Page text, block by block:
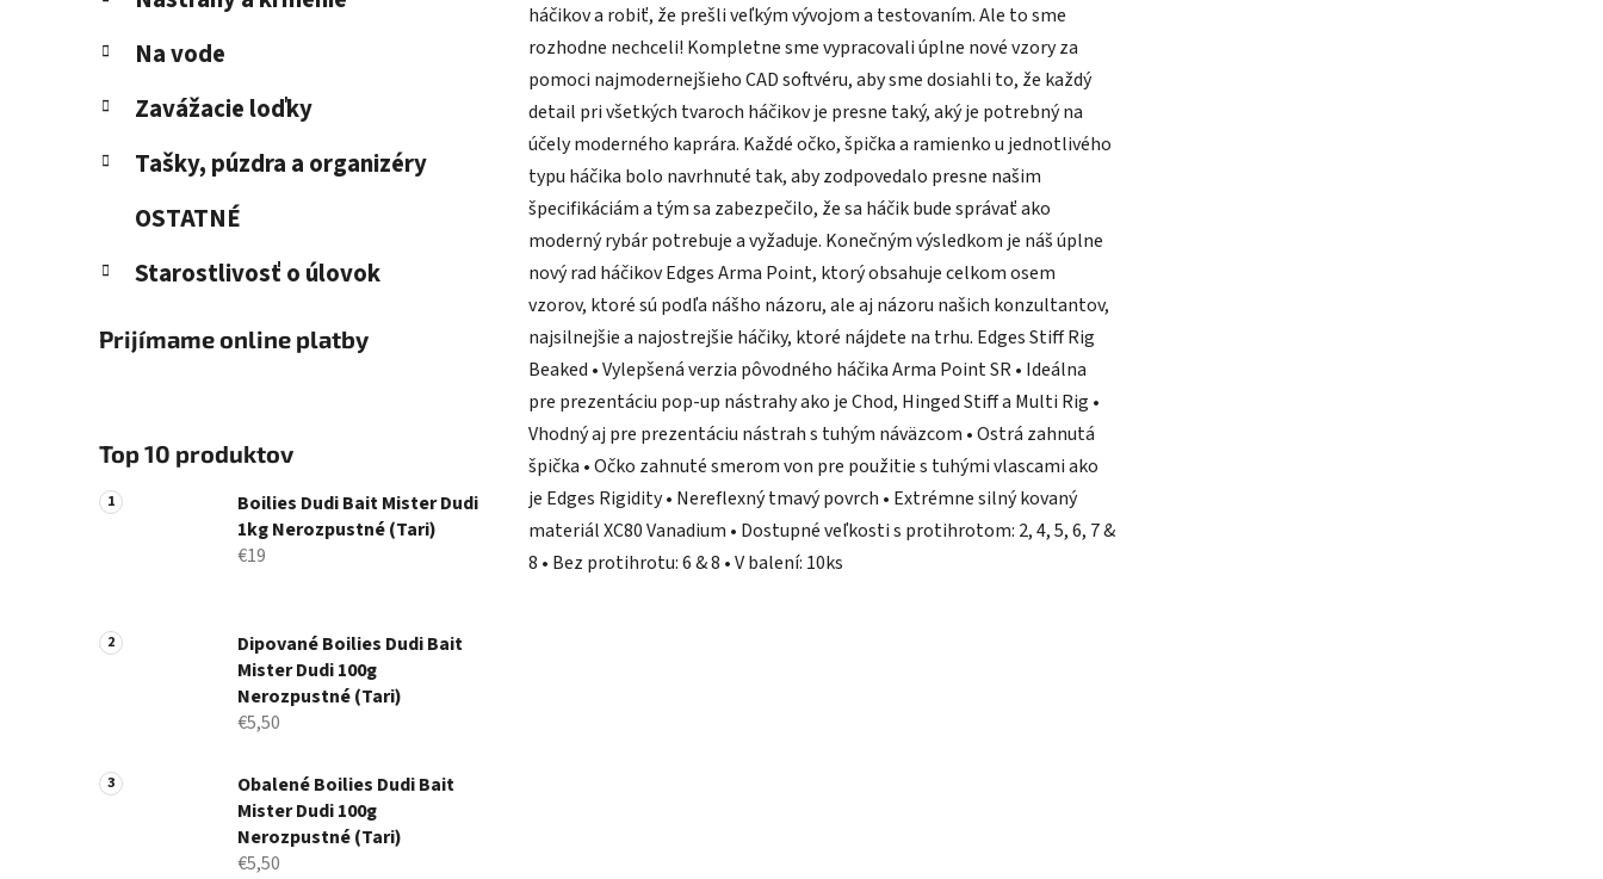
Na vode
Zavážacie loďky
Tašky, púzdra a organizéry
OSTATNÉ
Starostlivosť o úlovok
Prijímame online platby
Top 10 produktov
Boilies Dudi Bait Mister Dudi
1kg Nerozpustné (Tari)
€19
Dipované Boilies Dudi Bait
Mister Dudi 100g
Nerozpustné (Tari)
€5,50
Obalené Boilies Dudi Bait
Mister Dudi 100g
Nerozpustné (Tari)
€5,50
háčikov a robiť, že prešli veľkým vývojom a testovaním. Ale to sme
rozhodne nechceli! Kompletne sme vypracovali úplne nové vzory za
pomoci najmodernejšieho CAD softvéru, aby sme dosiahli to, že každý
detail pri všetkých tvaroch háčikov je presne taký, aký je potrebný na
účely moderného kaprára. Každé očko, špička a ramienko u jednotlivého
typu háčika bolo navrhnuté tak, aby zodpovedalo presne našim
špecifikáciám a tým sa zabezpečilo, že sa háčik bude správať ako
moderný rybár potrebuje a vyžaduje. Konečným výsledkom je náš úplne
nový rad háčikov Edges Arma Point, ktorý obsahuje celkom osem
vzorov, ktoré sú podľa nášho názoru, ale aj názoru našich konzultantov,
najsilnejšie a najostrejšie háčiky, ktoré nájdete na trhu. Edges Stiff Rig
Beaked • Vylepšená verzia pôvodného háčika Arma Point SR • Ideálna
pre prezentáciu pop-up nástrahy ako je Chod, Hinged Stiff a Multi Rig •
Vhodný aj pre prezentáciu nástrah s tuhým náväzcom • Ostrá zahnutá
špička • Očko zahnuté smerom von pre použitie s tuhými vlascami ako
je Edges Rigidity • Nereflexný tmavý povrch • Extrémne silný kovaný
materiál XC80 Vanadium • Dostupné veľkosti s protihrotom: 2, 4, 5, 6, 7 &
8 • Bez protihrotu: 6 & 8 • V balení: 10ks